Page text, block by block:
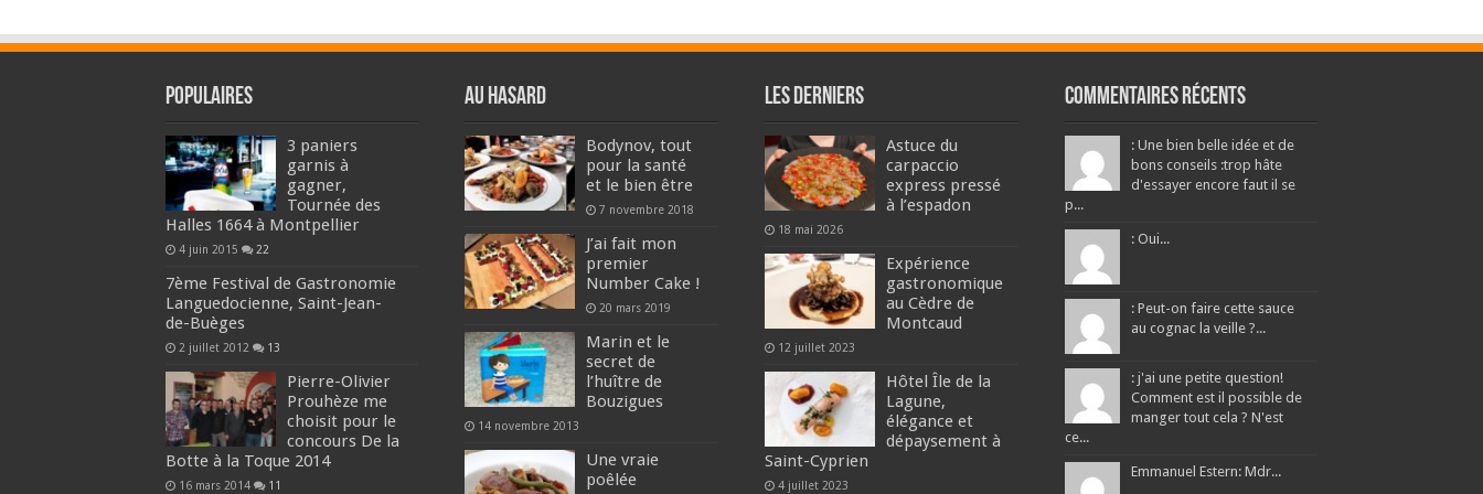
Populaires
3 paniers
garnis à
gagner,
Tournée des
Halles 1664 à Montpellier
4 juin 2015 22
7ème Festival de Gastronomie
Languedocienne, Saint-Jean-
de-Buèges
2 juillet 2012 13
Pierre-Olivier
Prouhèze me
choisit pour le
concours De la
Botte à la Toque 2014
16 mars 2014 11
Au hasard
Bodynov, tout
pour la santé
et le bien être
7 novembre 2018
J’ai fait mon
premier
Number Cake !
20 mars 2019
Marin et le
secret de
l’huître de
Bouzigues
14 novembre 2013
Une vraie
poêlée
Les derniers
Astuce du
carpaccio
express pressé
à l’espadon
18 mai 2026
Expérience
gastronomique
au Cèdre de
Montcaud
12 juillet 2023
Hôtel Île de la
Lagune,
élégance et
dépaysement à
Saint-Cyprien
4 juillet 2023
Commentaires récents
: Une bien belle idée et de
bons conseils :trop hâte
d'essayer encore faut il se
p...
: Oui...
: Peut-on faire cette sauce
au cognac la veille ?...
: j'ai une petite question!
Comment est il possible de
manger tout cela ? N'est
ce...
Emmanuel Estern: Mdr...